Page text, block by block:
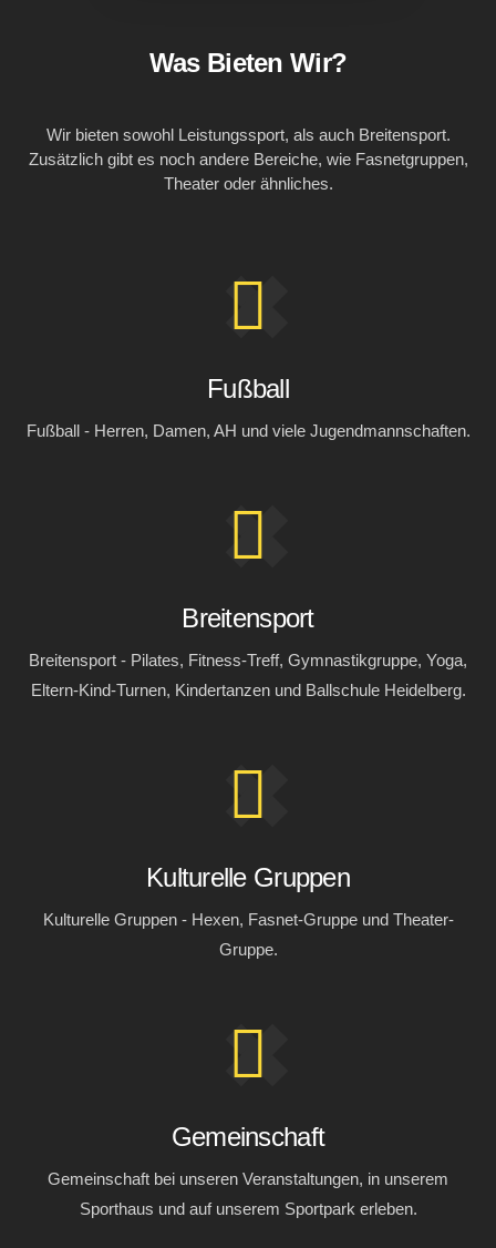
Was Bieten Wir?
Wir bieten sowohl Leistungssport, als auch Breitensport.
Zusätzlich gibt es noch andere Bereiche, wie Fasnetgruppen,
Theater oder ähnliches.
Fußball
Fußball - Herren, Damen, AH und viele Jugendmannschaften.
Breitensport
Breitensport - Pilates, Fitness-Treff, Gymnastikgruppe, Yoga,
Eltern-Kind-Turnen, Kindertanzen und Ballschule Heidelberg.
Kulturelle Gruppen
Kulturelle Gruppen - Hexen, Fasnet-Gruppe und Theater-
Gruppe.
Gemeinschaft
Gemeinschaft bei unseren Veranstaltungen, in unserem
Sporthaus und auf unserem Sportpark erleben.